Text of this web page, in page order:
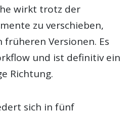
wirkt trotz der
zu verschieben,
Versionen. Es
und ist definitiv ein
Richtung.
sich in fünf